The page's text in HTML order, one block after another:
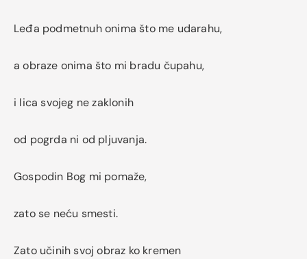
Leđa podmetnuh onima što me udarahu,
a obraze onima što mi bradu čupahu,
i lica svojeg ne zaklonih
od pogrda ni od pljuvanja.
Gospodin Bog mi pomaže,
zato se neću smesti.
Zato učinih svoj obraz ko kremen